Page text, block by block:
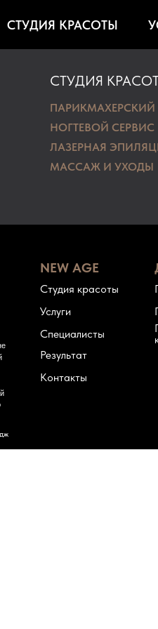
СТУДИЯ КРАСОТЫ
ЛАЗЕРНАЯ
НОГТЕВОЙ СЕРВИС
ПАРИКМАХЕРСКИЙ
МАССАЖ И УХОДЫ
СТУДИЯ
NEW AGE
Студия красоты
Услуги
Специалисты
Контакты
Результат